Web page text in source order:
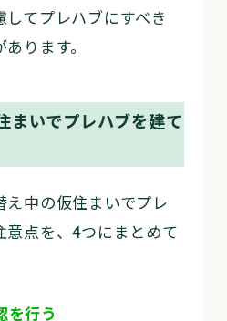
てプレハブにすべき
ります。
まいでプレハブを建て
え中の仮住まいでプレ
点を、4つにまとめて
を行う